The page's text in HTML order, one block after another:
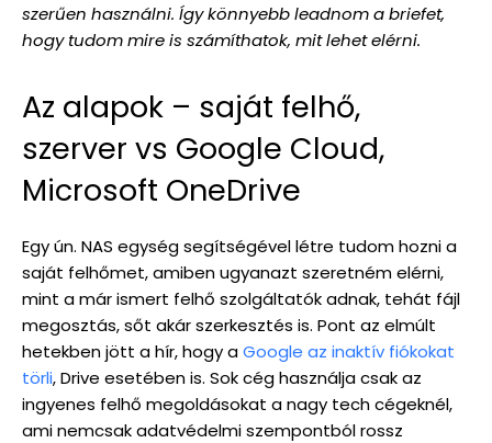
szerűen használni. Így könnyebb leadnom a briefet,
hogy tudom mire is számíthatok, mit lehet elérni.
Az alapok – saját felhő,
szerver vs Google Cloud,
Microsoft OneDrive
Egy ún. NAS egység segítségével létre tudom hozni a
saját felhőmet, amiben ugyanazt szeretném elérni,
mint a már ismert felhő szolgáltatók adnak, tehát fájl
megosztás, sőt akár szerkesztés is. Pont az elmúlt
hetekben jött a hír, hogy aGoogle az inaktív fiókokat
törli, Drive esetében is. Sok cég használja csak az
ingyenes felhő megoldásokat a nagy tech cégeknél,
ami nemcsak adatvédelmi szempontból rossz